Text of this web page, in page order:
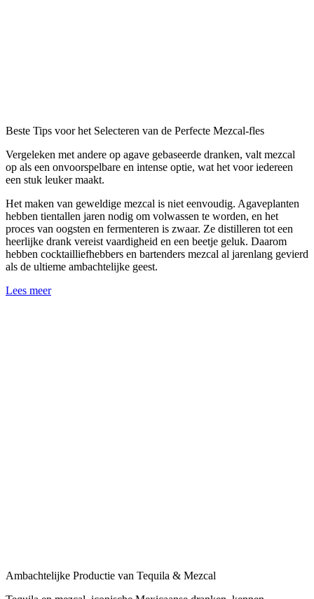
Beste Tips voor het Selecteren van de Perfecte Mezcal-fles
Vergeleken met andere op agave gebaseerde dranken, valt mezcal
op als een onvoorspelbare en intense optie, wat het voor iedereen
een stuk leuker maakt.
Het maken van geweldige mezcal is niet eenvoudig. Agaveplanten
hebben tientallen jaren nodig om volwassen te worden, en het
proces van oogsten en fermenteren is zwaar. Ze distilleren tot een
heerlijke drank vereist vaardigheid en een beetje geluk. Daarom
hebben cocktailliefhebbers en bartenders mezcal al jarenlang gevierd
als de ultieme ambachtelijke geest.
Lees meer
Ambachtelijke Productie van Tequila & Mezcal